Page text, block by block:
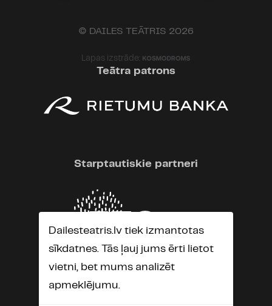
© DAILES TEĀTRIS 2026
Lapas izstrāde:
Teātra patrons
Starptautiskie partneri
Dailesteatris.lv tiek izmantotas
sīkdatnes. Tās ļauj jums ērti lietot
vietni, bet mums analizēt
apmeklējumu.